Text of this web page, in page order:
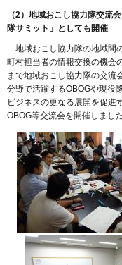
（2） 地域おこし協力隊交流
隊サミット」としても開催
地域おこし協力隊の地域間
町村担当者の情報交換の機会
まで地域おこし協力隊の交流
分野で活躍するOBOGや現役
ビジネスの更なる展開を促進
OBOG等交流会を開催しました